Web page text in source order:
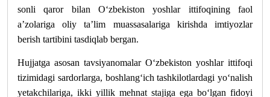
sonli qaror bilan O‘zbekiston yoshlar ittifoqining faol
a’zolariga oliy ta’lim muassasalariga kirishda imtiyozlar
berish tartibini tasdiqlab bergan.
Hujjatga asosan tavsiyanomalar O‘zbekiston yoshlar ittifoqi
tizimidagi sardorlarga, boshlang‘ich tashkilotlardagi yo‘nalish
yetakchilariga, ikki yillik mehnat stajiga ega bo‘lgan fidoyi